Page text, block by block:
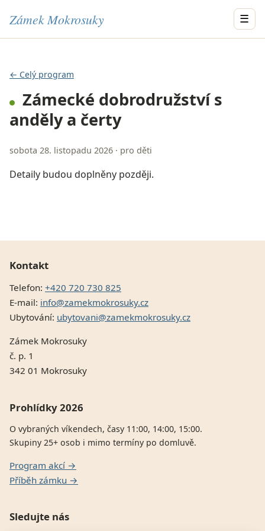
Zámek Mokrosuky ☰
← Celý program
Zámecké dobrodružství s
anděly a čerty
sobota 28. listopadu 2026 · pro děti
Detaily budou doplněny později.
Kontakt
Telefon: +420 720 730 825
E-mail: info@zamekmokrosuky.cz
Ubytování: ubytovani@zamekmokrosuky.cz
Zámek Mokrosuky
č. p. 1
342 01 Mokrosuky
Prohlídky 2026
O vybraných víkendech, časy 11:00, 14:00, 15:00.
Skupiny 25+ osob i mimo termíny po domluvě.
Program akcí →
Příběh zámku →
Sledujte nás